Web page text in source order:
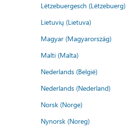
Lëtzebuergesch (Lëtzebuerg)
Lietuvių (Lietuva)
Magyar (Magyarország)
Malti (Malta)
Nederlands (België)
Nederlands (Nederland)
Norsk (Norge)
Nynorsk (Noreg)